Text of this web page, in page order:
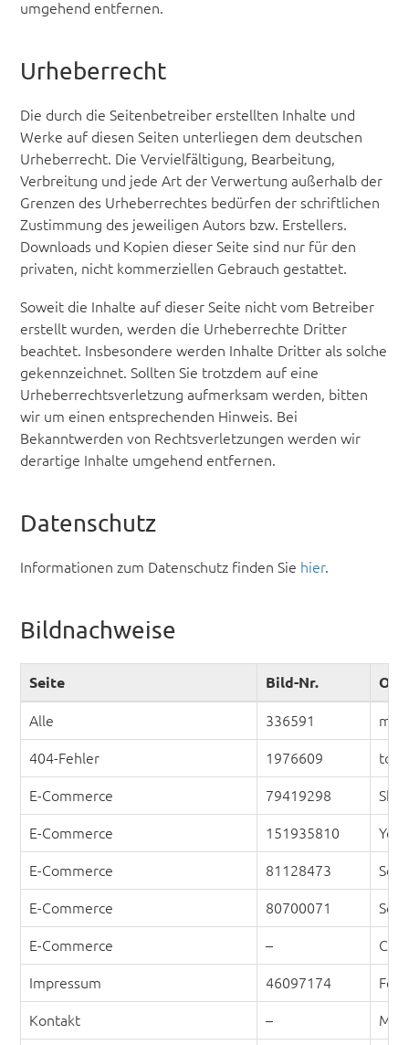
umgehend entfernen.
Urheberrecht
Die durch die Seitenbetreiber erstellten Inhalte und
Werke auf diesen Seiten unterliegen dem deutschen
Urheberrecht. Die Vervielfältigung, Bearbeitung,
Verbreitung und jede Art der Verwertung außerhalb der
Grenzen des Urheberrechtes bedürfen der schriftlichen
Zustimmung des jeweiligen Autors bzw. Erstellers.
Downloads und Kopien dieser Seite sind nur für den
privaten, nicht kommerziellen Gebrauch gestattet.
Soweit die Inhalte auf dieser Seite nicht vom Betreiber
erstellt wurden, werden die Urheberrechte Dritter
beachtet. Insbesondere werden Inhalte Dritter als solche
gekennzeichnet. Sollten Sie trotzdem auf eine
Urheberrechtsverletzung aufmerksam werden, bitten
wir um einen entsprechenden Hinweis. Bei
Bekanntwerden von Rechtsverletzungen werden wir
derartige Inhalte umgehend entfernen.
Datenschutz
Informationen zum Datenschutz finden Sie hier.
Bildnachweise
Seite Bild-Nr.
Alle 336591
404-Fehler 1976609 tori
E-Commerce 79419298
E-Commerce 151935810
E-Commerce 81128473 Set
E-Commerce 80700071 Set
E-Commerce –
Impressum 46097174
Kontakt –